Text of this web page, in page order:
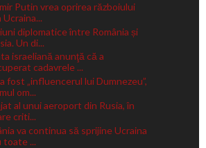
Putin vrea oprirea războiului
Ucraina...
diplomatice între România și
Un di...
israeliană anunţă că a
cadavrele ...
fost „influencerul lui Dumnezeu”,
om...
al unui aeroport din Rusia, în
criti...
va continua să sprijine Ucraina
toate ...